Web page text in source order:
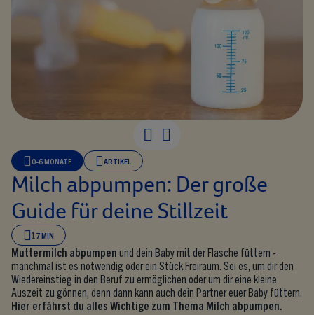
0-6 MONATE ARTIKEL
Milch abpumpen: Der große
Guide für deine Stillzeit
17 MIN
Muttermilch abpumpen und dein Baby mit der Flasche füttern -
manchmal ist es notwendig oder ein Stück Freiraum. Sei es, um dir den
Wiedereinstieg in den Beruf zu ermöglichen oder um dir eine kleine
Auszeit zu gönnen, denn dann kann auch dein Partner euer Baby füttern.
Hier erfährst du alles Wichtige zum Thema Milch abpumpen.